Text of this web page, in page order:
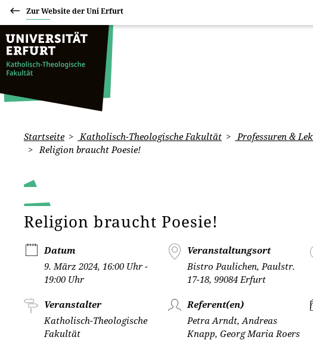
Zur Website der Uni Erfurt
Startseite Katholisch-Theologische Fakultät Professuren &
Religion braucht Poesie!
Religion braucht Poesie!
Datum
9. März 2024, 16:00 Uhr -
19:00 Uhr
Veranstaltungsort
Bistro Paulichen, Paulstr.
17-18, 99084 Erfurt
Veranstalter
Katholisch-Theologische
Fakultät
Referent(en)
Petra Arndt, Andreas
Knapp, Georg Maria Roers